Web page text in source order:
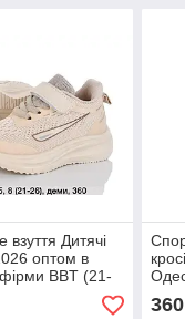
взуття Дитячі
оптом в
фірми BBT (21-
26)
360